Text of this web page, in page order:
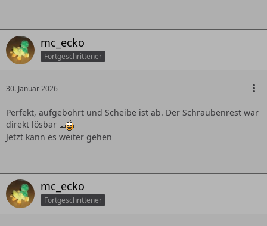
mc_ecko
Fortgeschrittener
30. Januar 2026
Perfekt, aufgebohrt und Scheibe ist ab. Der Schraubenrest war
direkt lösbar
Jetzt kann es weiter gehen
mc_ecko
Fortgeschrittener